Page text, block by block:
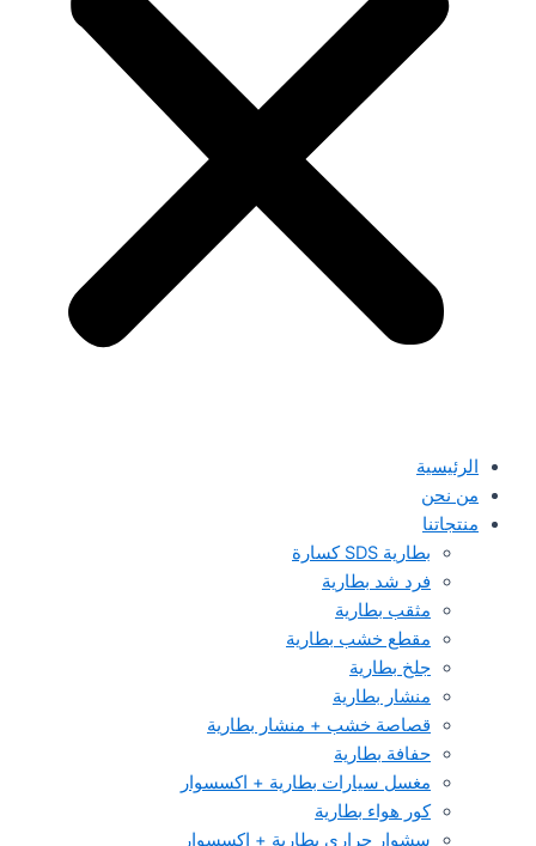
الرئيسية
من نحن
منتجاتنا
بطارية SDS كسارة
فرد شد بطارية
مثقب بطارية
مقطع خشب بطارية
جلخ بطارية
منشار بطارية
قصاصة خشب + منشار بطارية
حفافة بطارية
مغسل سيارات بطارية + اكسسوار
كور هواء بطارية
سشوار حراري بطارية + اكسسوار